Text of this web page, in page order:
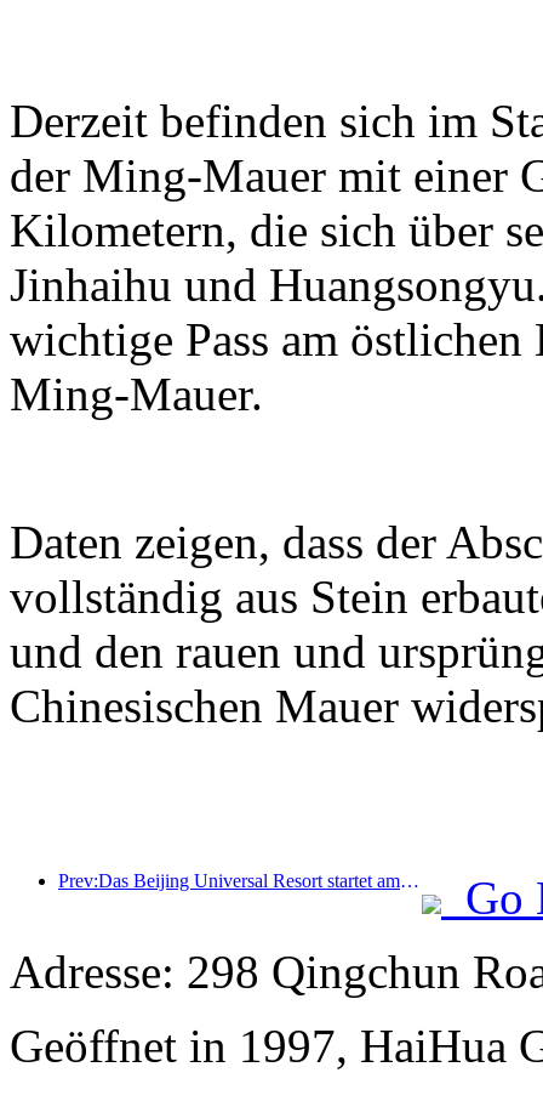
Derzeit befinden sich im
der Ming-Mauer mit einer
Kilometern, die sich über
Jinhaihu und
wichtige Pass am
Ming-Mauer.
Daten zeigen, dass der
vollständig aus Stein
und den rauen und
Chinesischen Mauer
Prev:Das Beijing Universal Resort startet am 23. Januar sein 40-tägiges Universal Chinese New Year Event.
Go
Adresse: 298 Qingchun
Geöffnet in 1997, HaiHua